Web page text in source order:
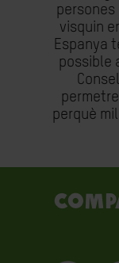
persones
visquin
Espanya
possible
perquè